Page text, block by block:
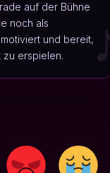
auf der Bühne
noch als
und bereit,
zu erspielen.